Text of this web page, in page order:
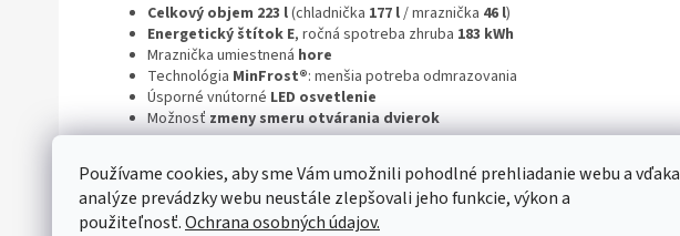
Používame cookies, aby sme Vám umožnili pohodlné prehliadanie webu a vďaka
analýze prevádzky webu neustále zlepšovali jeho funkcie, výkon a
použiteľnosť.Ochrana osobných údajov.
Celkový objem 223 l(chladnička 177 l/ mraznička 46 l)
Energetický štítok E, ročná spotreba zhruba 183 kWh
Mraznička umiestnená hore
Technológia MinFrost®: menšia potreba odmrazovania
Úsporné vnútorné LED osvetlenie
Možnosť zmeny smeru otvárania dvierok